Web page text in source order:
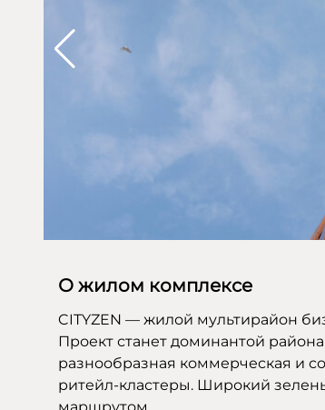
О жилом комплексе
CITYZEN — жилой мультирайон
Проект станет доминантой
разнообразная коммерческая и
ритейл-кластеры. Широкий